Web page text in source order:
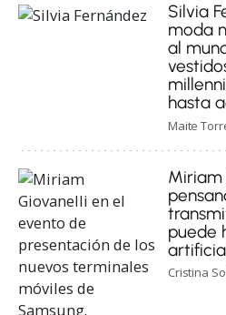
Silvia
moda
al
hasta
Maite
Miriam
puede
Cristina